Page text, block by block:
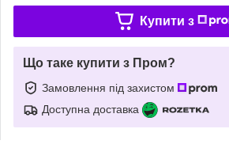
Купити з
Що таке купити з Пром?
Замовлення під захистом
Доступна доставка